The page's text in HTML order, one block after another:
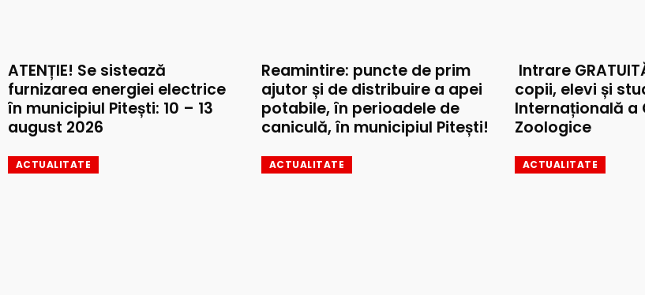
ATENȚIE! Se sistează
furnizarea energiei electrice
în municipiul Pitești: 10 – 13
august 2026
Reamintire: puncte de prim
ajutor și de distribuire a apei
potabile, în perioadele de
caniculă, în municipiul Pitești!
Intrare
copii, elevi și
Internațională a
Zoologice
ACTUALITATE ACTUALITATE ACTUALITATE